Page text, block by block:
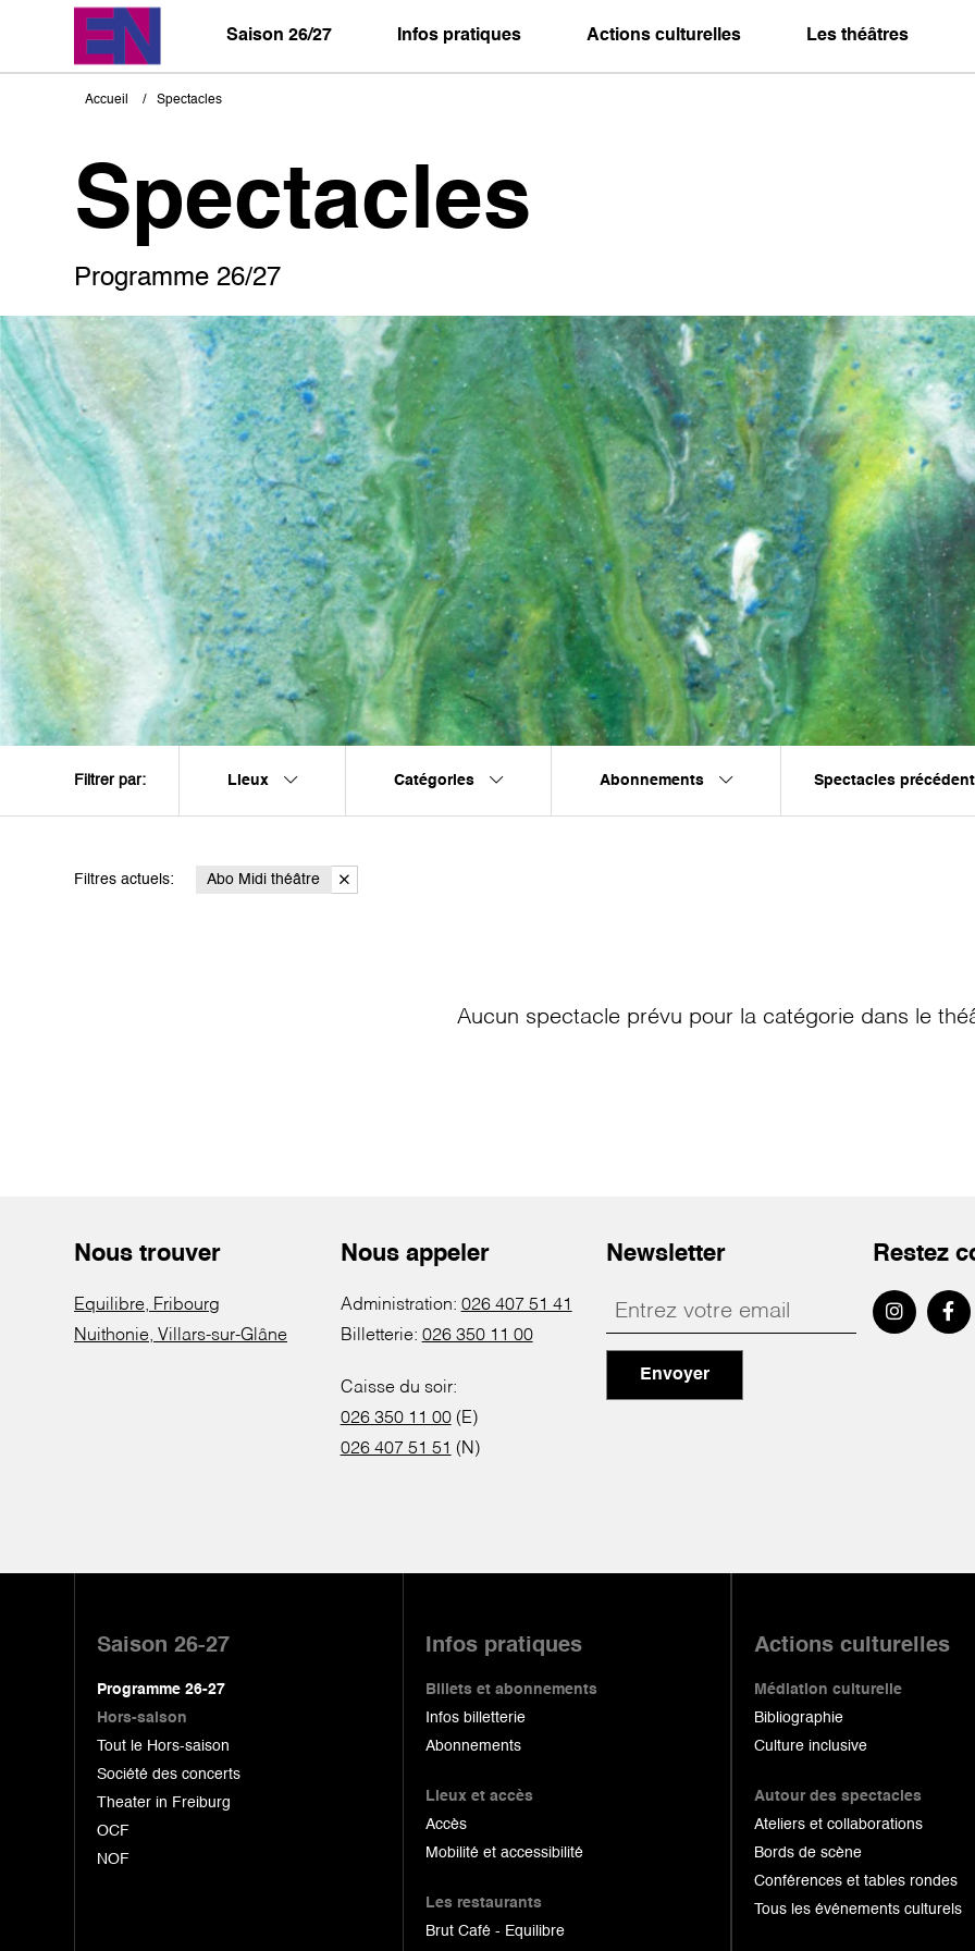
Saison 26/27 Infos pratiques Actions culturelles Les théâtres
Fil
Accueil Spectacles
Spectacles
Programme 26/27
Filtrer par: Lieux Catégories Abonnements Spectacles
Filtres actuels: Abo Midi théâtre
Aucun spectacle prévu pour la catégorie dans le
Nous trouver
Equilibre, Fribourg
Nuithonie, Villars-sur-Glâne
Nous appeler
Administration: 026 407 51 41
Billetterie: 026 350 11 00
Caisse du soir:
026 350 11 00(E)
026 407 51 51 (N)
Newsletter
Envoyer
Restez
Saison 26-27
Programme 26-27
Hors-saison
Tout le Hors-saison
Société des concerts
Theater in Freiburg
OCF
NOF
Infos pratiques
Billets et abonnements
Infos billetterie
Abonnements
Lieux et accès
Accès
Mobilité et accessibilité
Les restaurants
Brut Café - Equilibre
Actions culturelles
Médiation culturelle
Bibliographie
Culture inclusive
Autour des spectacles
Ateliers et collaborations
Bords de scène
Conférences et tables rondes
Tous les événements culturels